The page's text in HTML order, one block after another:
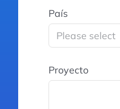
País
Proyecto